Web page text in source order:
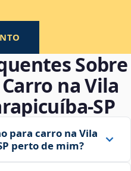
Sobre
na Vila
para carro na Vila
perto de mim?